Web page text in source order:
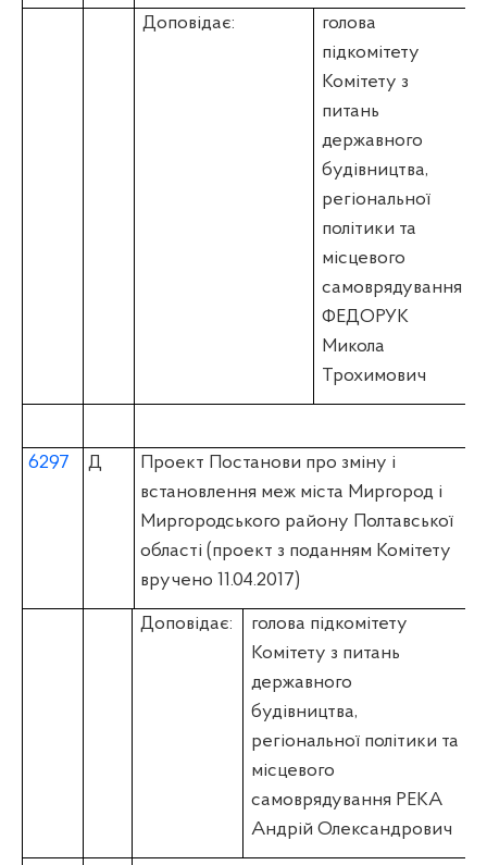
Доповідає:
голова
підкомітету
Комітету з
питань
державного
будівництва,
регіональної
політики та
місцевого
самоврядування
ФЕДОРУК
Микола
Трохимович
6297 Д
Проект Постанови про зміну і
встановлення меж міста Миргород і
Миргородського району Полтавської
області (проект з поданням Комітету
вручено 11.04.2017)
Доповідає:
голова підкомітету
Комітету з питань
державного
будівництва,
регіональної політики та
місцевого
самоврядування РЕКА
Андрій Олександрович